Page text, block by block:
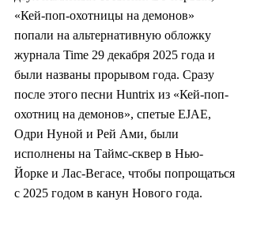
«Кей-поп-охотницы на демонов»
попали на альтернативную обложку
журнала Time 29 декабря 2025 года и
были названы прорывом года. Сразу
после этого песни Huntrix из «Кей-поп-
охотниц на демонов», спетые EJAE,
Одри Нуной и Рей Ами, были
исполнены на Таймс-сквер в Нью-
Йорке и Лас-Вегасе, чтобы попрощаться
с 2025 годом в канун Нового года.